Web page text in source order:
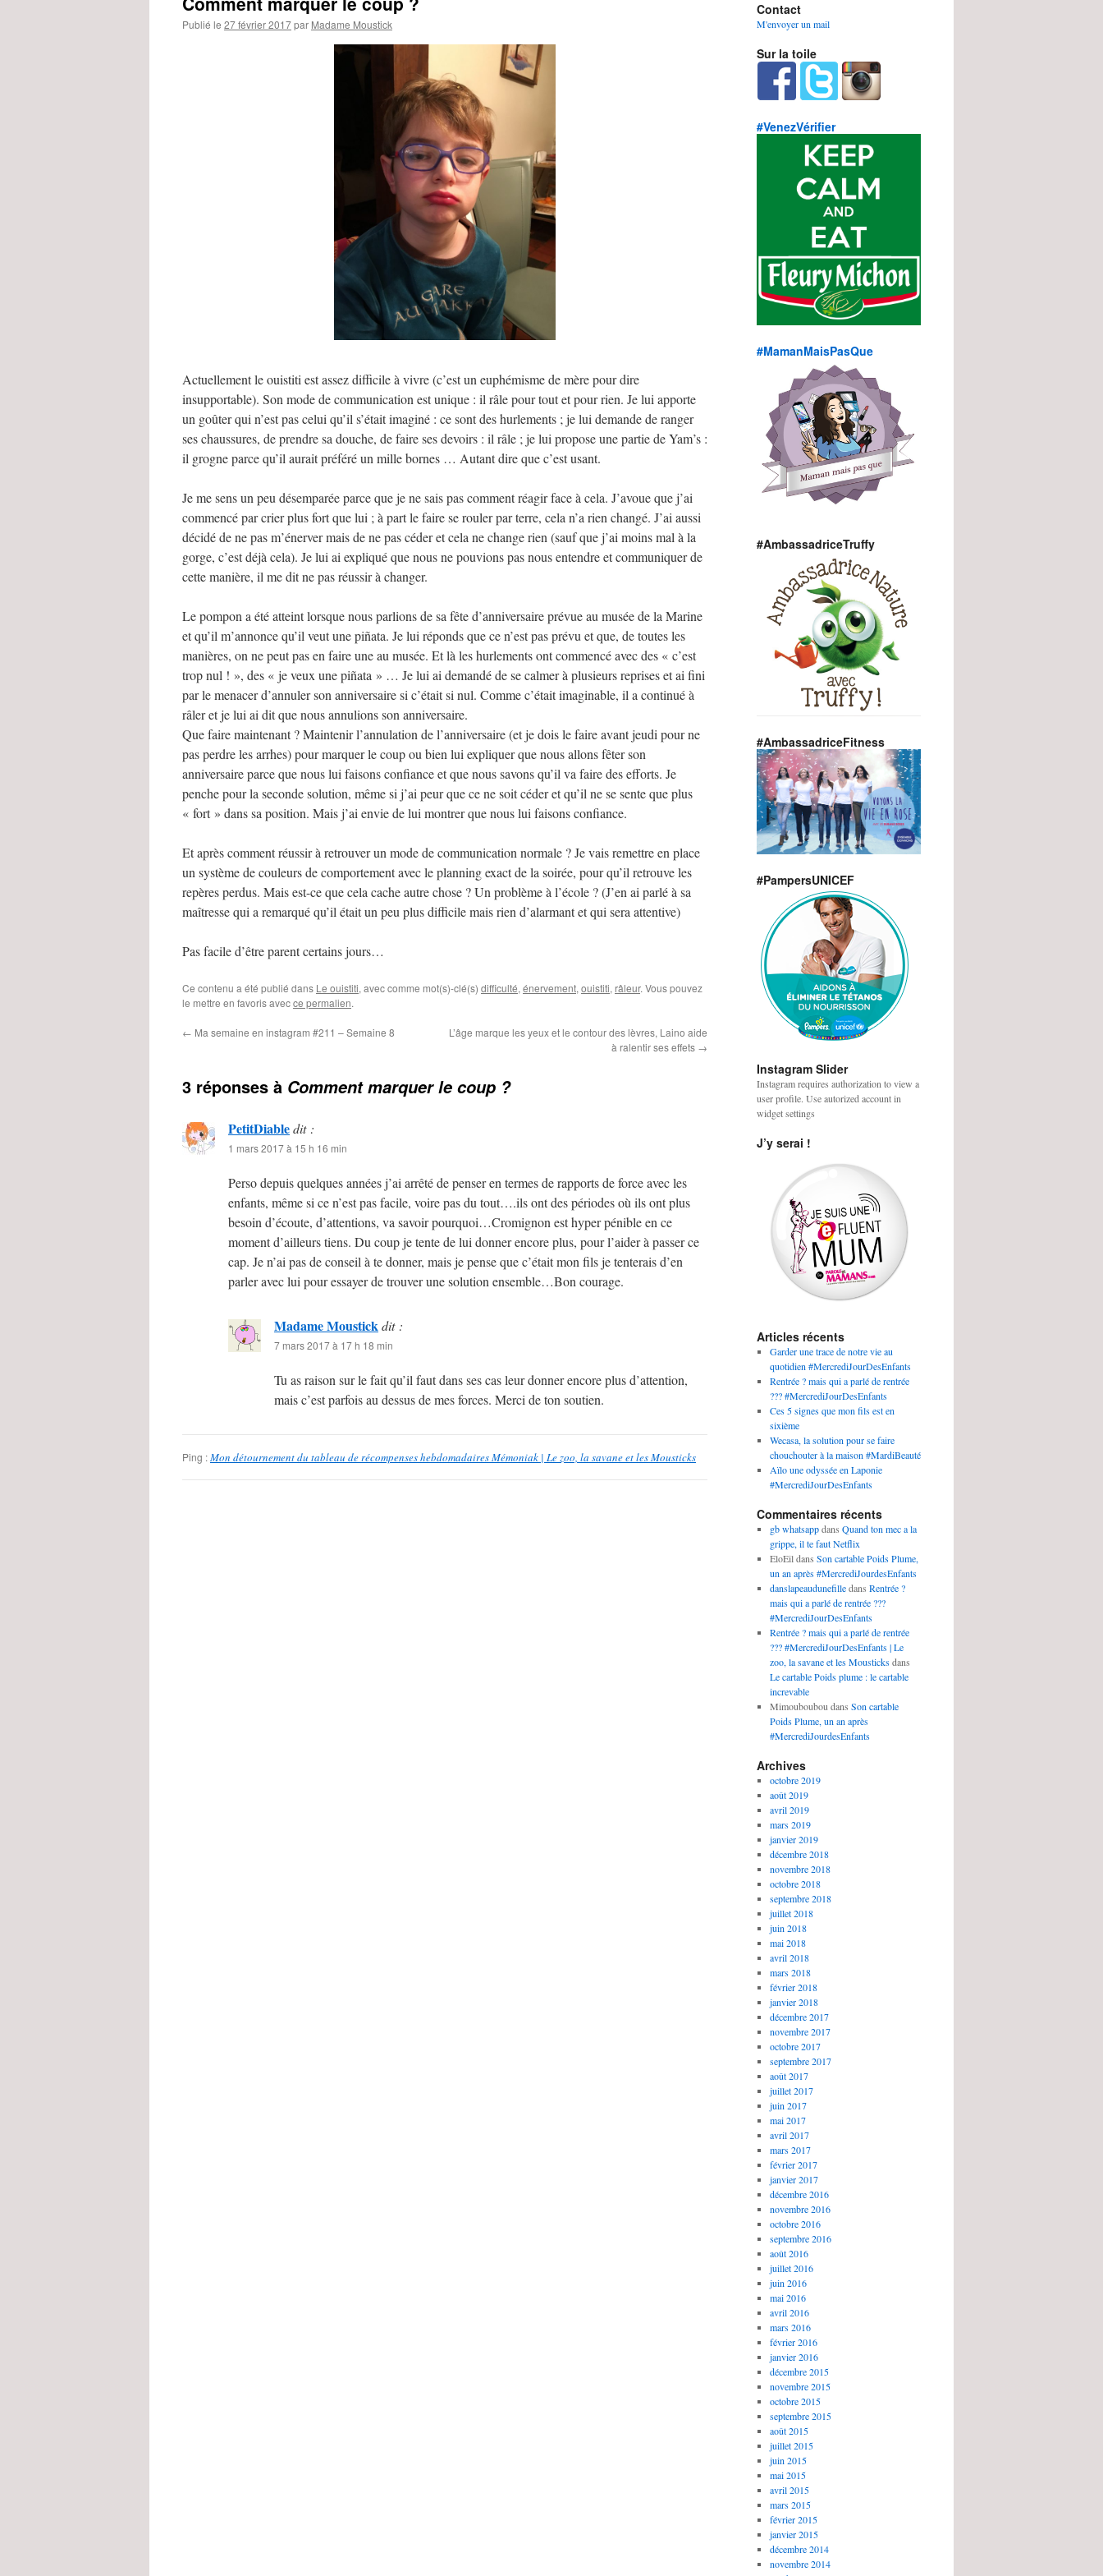
Publié le 27 février 2017par Madame Moustick
Actuellement le ouistiti est assez difficile à vivre (c’est un euphémisme de mère pour dire
insupportable). Son mode de communication est unique : il râle pour tout et pour rien. Je lui apporte
un goûter qui n’est pas celui qu’il s’était imaginé : ce sont des hurlements ; je lui demande de ranger
ses chaussures, de prendre sa douche, de faire ses devoirs : il râle ; je lui propose une partie de Yam’s :
il grogne parce qu’il aurait préféré un mille bornes … Autant dire que c’est usant.
Je me sens un peu désemparée parce que je ne sais pas comment réagir face à cela. J’avoue que j’ai
commencé par crier plus fort que lui ; à part le faire se rouler par terre, cela n’a rien changé. J’ai aussi
décidé de ne pas m’énerver mais de ne pas céder et cela ne change rien (sauf que j’ai moins mal à la
gorge, c’est déjà cela). Je lui ai expliqué que nous ne pouvions pas nous entendre et communiquer de
cette manière, il me dit ne pas réussir à changer.
Le pompon a été atteint lorsque nous parlions de sa fête d’anniversaire prévue au musée de la Marine
et qu’il m’annonce qu’il veut une piñata. Je lui réponds que ce n’est pas prévu et que, de toutes les
manières, on ne peut pas en faire une au musée. Et là les hurlements ont commencé avec des « c’est
trop nul ! », des « je veux une piñata » … Je lui ai demandé de se calmer à plusieurs reprises et ai fini
par le menacer d’annuler son anniversaire si c’était si nul. Comme c’était imaginable, il a continué à
râler et je lui ai dit que nous annulions son anniversaire.
Que faire maintenant ? Maintenir l’annulation de l’anniversaire (et je dois le faire avant jeudi pour ne
pas perdre les arrhes) pour marquer le coup ou bien lui expliquer que nous allons fêter son
anniversaire parce que nous lui faisons confiance et que nous savons qu’il va faire des efforts. Je
penche pour la seconde solution, même si j’ai peur que ce ne soit céder et qu’il ne se sente que plus
« fort » dans sa position. Mais j’ai envie de lui montrer que nous lui faisons confiance.
Et après comment réussir à retrouver un mode de communication normale ? Je vais remettre en place
un système de couleurs de comportement avec le planning exact de la soirée, pour qu’il retrouve les
repères perdus. Mais est-ce que cela cache autre chose ? Un problème à l’école ? (J’en ai parlé à sa
maîtresse qui a remarqué qu’il était un peu plus difficile mais rien d’alarmant et qui sera attentive)
Pas facile d’être parent certains jours…
Ce contenu a été publié dans Le ouistiti, avec comme mot(s)-clé(s) difficulté, énervement, ouistiti, râleur. Vous pouvez
le mettre en favoris avecce permalien.
← Ma semaine en instagram #211 – Semaine 8
L’âge marque les yeux et le contour des lèvres, Laino aide
à ralentir ses effets →
3 réponses à Comment marquer le coup ?
PetitDiabledit :
1 mars 2017 à 15 h 16 min
Perso depuis quelques années j’ai arrêté de penser en termes de rapports de force avec les
enfants, même si ce n’est pas facile, voire pas du tout….ils ont des périodes où ils ont plus
besoin d’écoute, d’attentions, va savoir pourquoi…Cromignon est hyper pénible en ce
moment d’ailleurs tiens. Du coup je tente de lui donner encore plus, pour l’aider à passer ce
cap. Je n’ai pas de conseil à te donner, mais je pense que c’était mon fils je tenterais d’en
parler avec lui pour essayer de trouver une solution ensemble…Bon courage.
Madame Moustickdit :
7 mars 2017 à 17 h 18 min
Tu as raison sur le fait qu’il faut dans ses cas leur donner encore plus d’attention,
mais c’est parfois au dessus de mes forces. Merci de ton soutien.
Ping :Mon détournement du tableau de récompenses hebdomadaires Mémoniak | Le zoo, la savane et les Mousticks
Contact
M'envoyer un mail
Sur la toile
#VenezVérifier
#MamanMaisPasQue
#AmbassadriceTruffy
#AmbassadriceFitness
#PampersUNICEF
Instagram Slider
Instagram requires authorization to view a
user profile. Use autorized account in
widget settings
J’y serai !
Articles récents
Garder une trace de notre vie au
quotidien #MercrediJourDesEnfants
Rentrée ? mais qui a parlé de rentrée
??? #MercrediJourDesEnfants
Ces 5 signes que mon fils est en
sixième
Wecasa, la solution pour se faire
chouchouter à la maison #MardiBeauté
Aïlo une odyssée en Laponie
#MercrediJourDesEnfants
Commentaires récents
gb whatsappdans Quand ton mec a la
grippe, il te faut Netflix
EloEildans Son cartable Poids Plume,
un an après #MercrediJourdesEnfants
danslapeaudunefilledans Rentrée ?
mais qui a parlé de rentrée ???
#MercrediJourDesEnfants
Rentrée ? mais qui a parlé de rentrée
??? #MercrediJourDesEnfants | Le
zoo, la savane et les Mousticksdans
Le cartable Poids plume : le cartable
increvable
Mimoubouboudans Son cartable
Poids Plume, un an après
#MercrediJourdesEnfants
Archives
octobre 2019
août 2019
avril 2019
mars 2019
janvier 2019
décembre 2018
novembre 2018
octobre 2018
septembre 2018
juillet 2018
juin 2018
mai 2018
avril 2018
mars 2018
février 2018
janvier 2018
décembre 2017
novembre 2017
octobre 2017
septembre 2017
août 2017
juillet 2017
juin 2017
mai 2017
avril 2017
mars 2017
février 2017
janvier 2017
décembre 2016
novembre 2016
octobre 2016
septembre 2016
août 2016
juillet 2016
juin 2016
mai 2016
avril 2016
mars 2016
février 2016
janvier 2016
décembre 2015
novembre 2015
octobre 2015
septembre 2015
août 2015
juillet 2015
juin 2015
mai 2015
avril 2015
mars 2015
février 2015
janvier 2015
décembre 2014
novembre 2014